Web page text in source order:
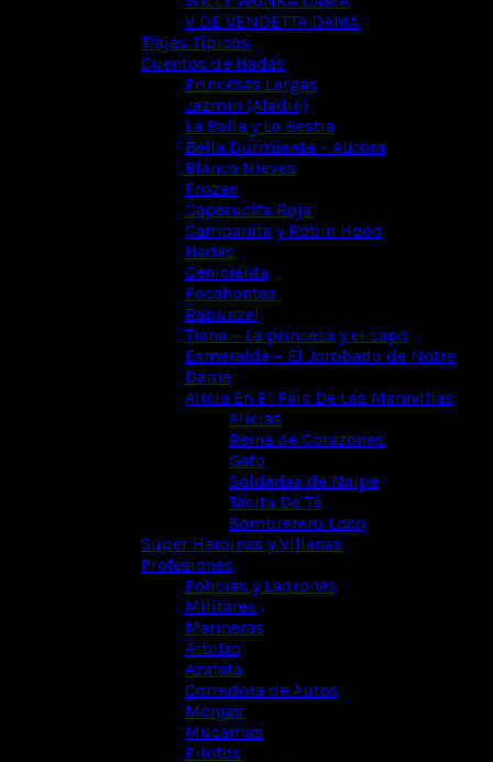
V DE VENDETTA DAMA
Trajes Típicos
Cuentos de Hadas
Princesas Largas
Jazmin (Aladin)
La Bella y La Bestia
Bella Durmiente – Aurora
Blanca Nieves
Frozen
Caperucita Roja
Campanita y Robin Hood
Hadas
Cenicienta
Pocahontas
Rapunzel
Tiana – La princesa y el sapo
Esmeralda – El Jorobado de Notre
Dame
Alicia En El Pais De Las Maravillas
Alicias
Reina de Corazones
Gato
Soldadas de Naipe
Tacita De Té
Sombrerero Loco
Super Heroinas y Villanas
Profesiones
Policias y Ladrones
Militares
Marineras
Arbitro
Azafata
Corredora de Autos
Monjas
Mucamas
Pilotos